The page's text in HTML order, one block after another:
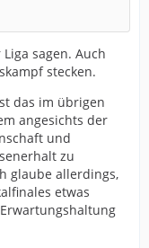
sagen. Auch
stecken.
das im übrigen
angesichts der
und
zu
glaube allerdings,
etwas